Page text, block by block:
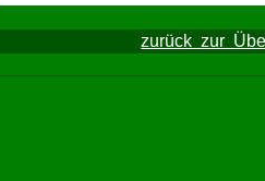
zurück zur